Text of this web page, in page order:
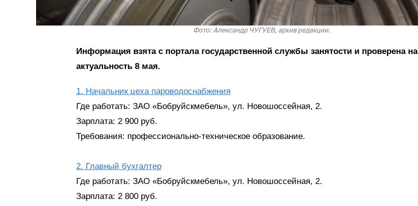
Фото: Александр ЧУГУЕВ, архив редакции.
Информация взята с портала государственной службы занятости и проверена на
актуальность 8 мая.
1. Начальник цеха пароводоснабжения
Где работать: ЗАО «Бобруйскмебель», ул. Новошоссейная, 2.
Зарплата: 2 900 руб.
Требования: профессионально-техническое образование.
2. Главный бухгалтер
Где работать: ЗАО «Бобруйскмебель», ул. Новошоссейная, 2.
Зарплата: 2 800 руб.